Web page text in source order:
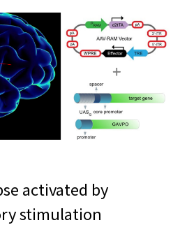
activated by
stimulation